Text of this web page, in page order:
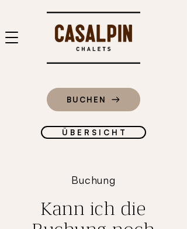
BUCHEN
Ü B E R S I C H T
Buchung
Kann ich die